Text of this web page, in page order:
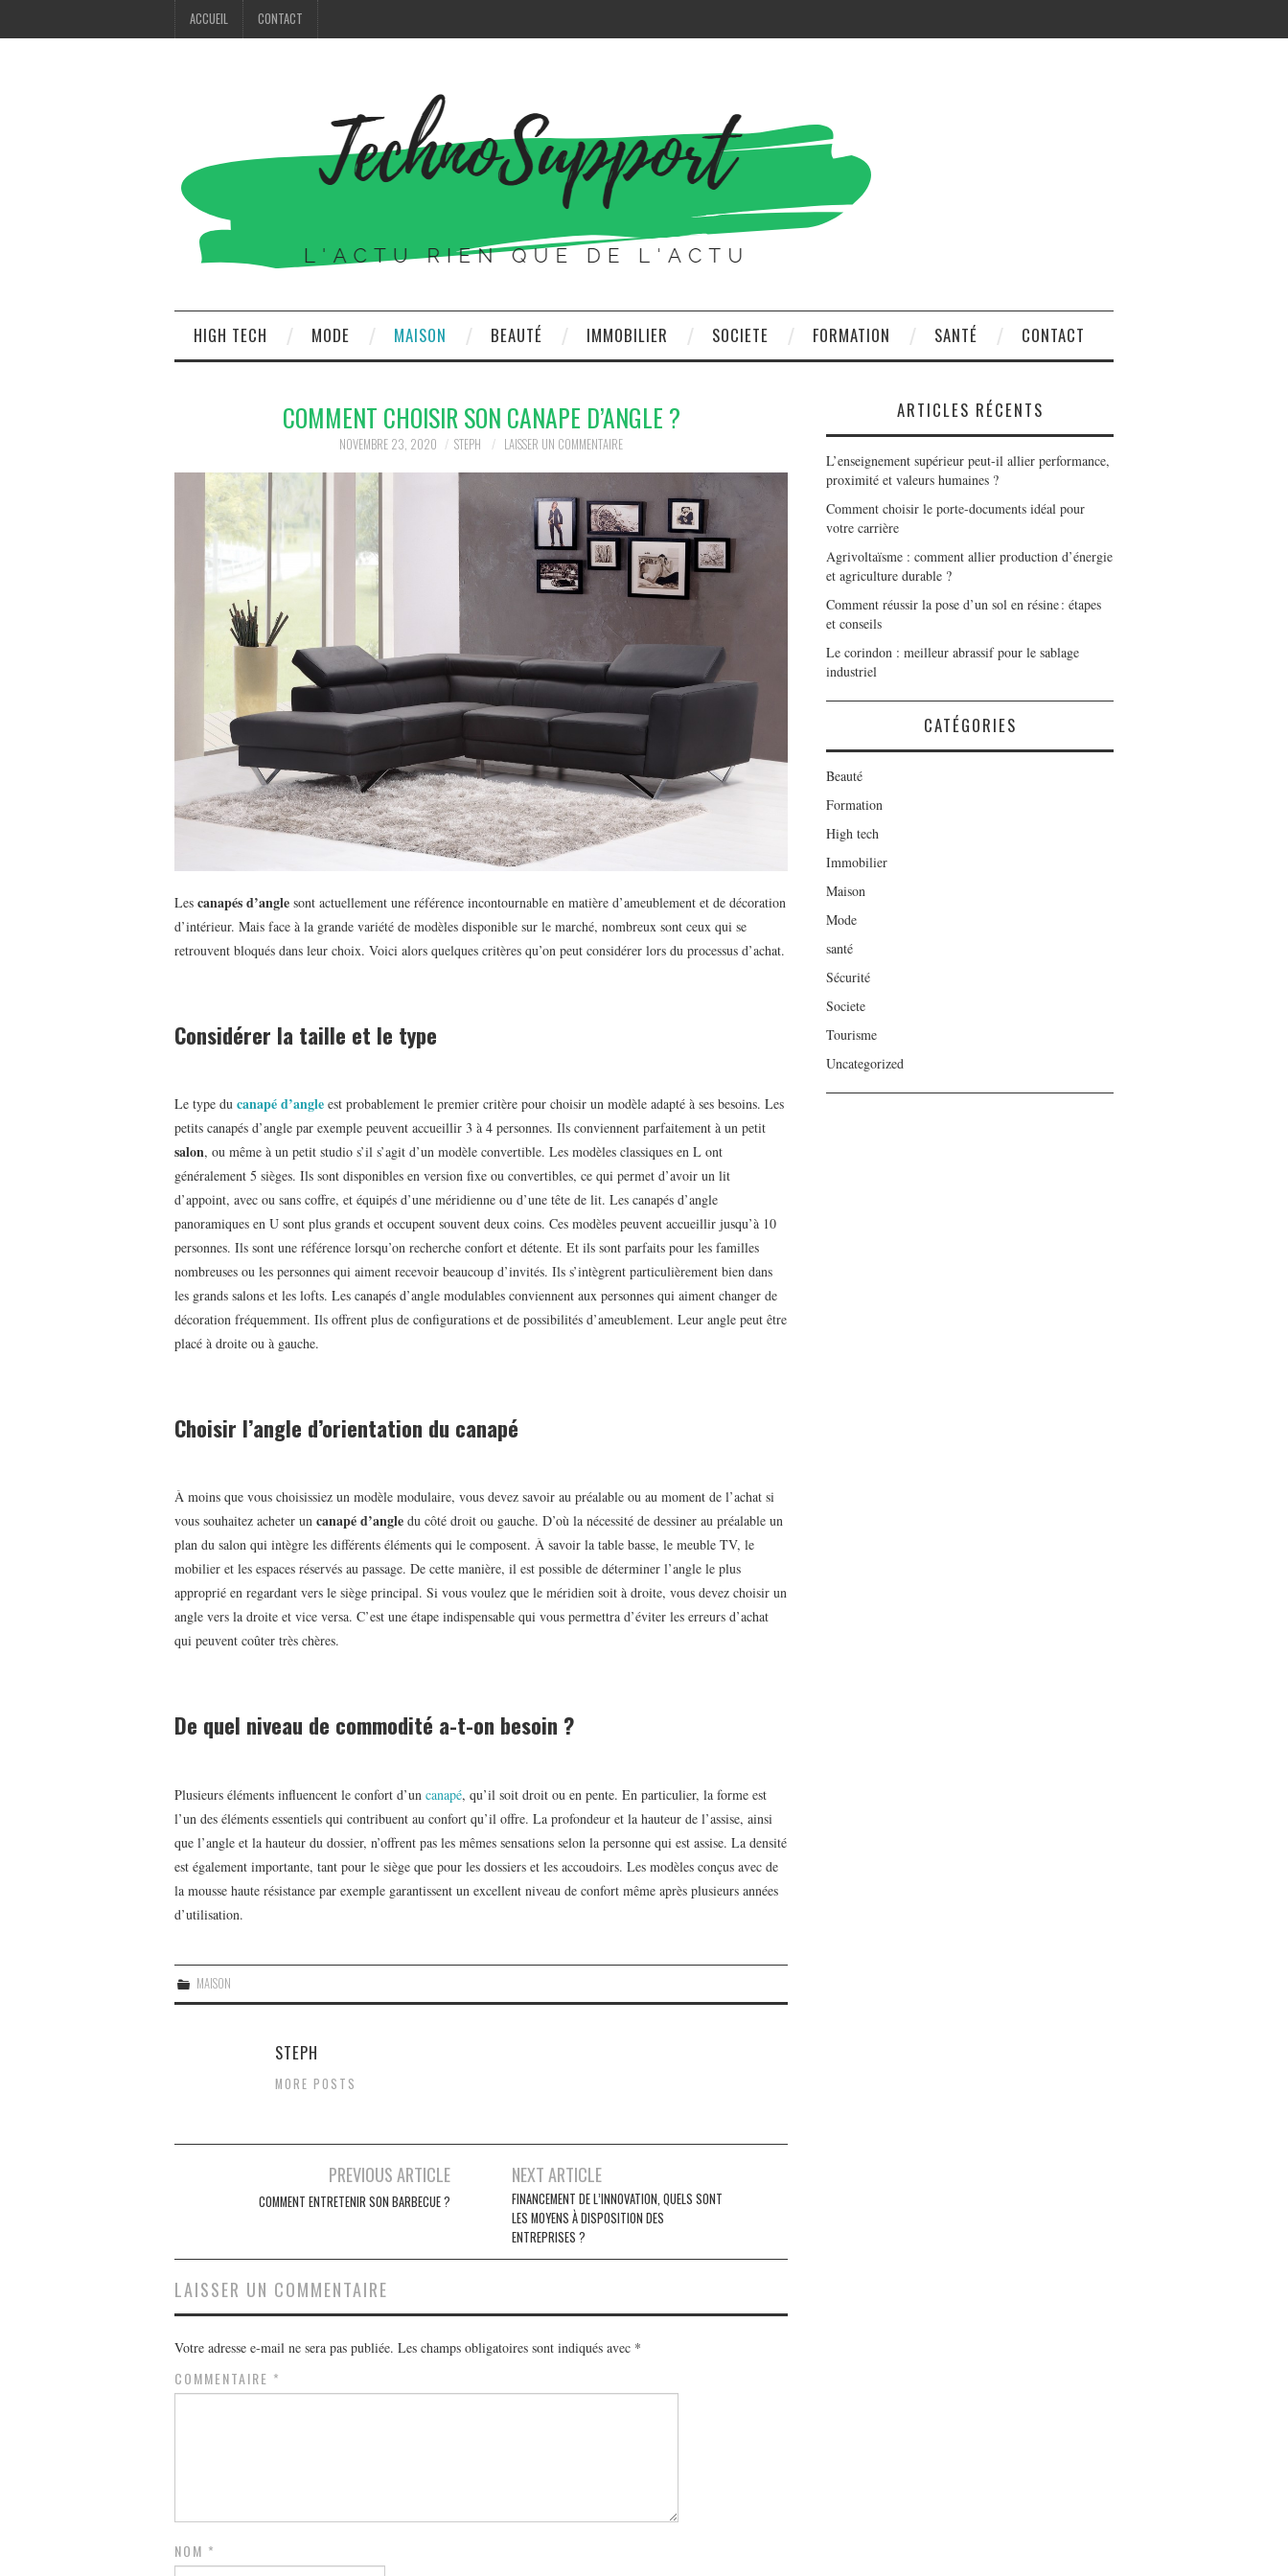
ACCUEIL CONTACT
HIGH TECH MODE MAISON BEAUTÉ IMMOBILIER SOCIETE FORMATION SANTÉ CONTACT
COMMENT CHOISIR SON CANAPE D’ANGLE ?
NOVEMBRE 23, 2020 STEPH LAISSER UN COMMENTAIRE
Les canapés d’angle sont actuellement une référence incontournable en matière d’ameublement et de décoration
d’intérieur. Mais face à la grande variété de modèles disponible sur le marché, nombreux sont ceux qui se
retrouvent bloqués dans leur choix. Voici alors quelques critères qu’on peut considérer lors du processus d’achat.
Considérer la taille et le type
Le type du canapé d’angle est probablement le premier critère pour choisir un modèle adapté à ses besoins. Les
petits canapés d’angle par exemple peuvent accueillir 3 à 4 personnes. Ils conviennent parfaitement à un petit
salon, ou même à un petit studio s’il s’agit d’un modèle convertible. Les modèles classiques en L ont
généralement 5 sièges. Ils sont disponibles en version fixe ou convertibles, ce qui permet d’avoir un lit
d’appoint, avec ou sans coffre, et équipés d’une méridienne ou d’une tête de lit. Les canapés d’angle
panoramiques en U sont plus grands et occupent souvent deux coins. Ces modèles peuvent accueillir jusqu’à 10
personnes. Ils sont une référence lorsqu’on recherche confort et détente. Et ils sont parfaits pour les familles
nombreuses ou les personnes qui aiment recevoir beaucoup d’invités. Ils s’intègrent particulièrement bien dans
les grands salons et les lofts. Les canapés d’angle modulables conviennent aux personnes qui aiment changer de
décoration fréquemment. Ils offrent plus de configurations et de possibilités d’ameublement. Leur angle peut être
placé à droite ou à gauche.
Choisir l’angle d’orientation du canapé
À moins que vous choisissiez un modèle modulaire, vous devez savoir au préalable ou au moment de l’achat si
vous souhaitez acheter un canapé d’angle du côté droit ou gauche. D’où la nécessité de dessiner au préalable un
plan du salon qui intègre les différents éléments qui le composent. À savoir la table basse, le meuble TV, le
mobilier et les espaces réservés au passage. De cette manière, il est possible de déterminer l’angle le plus
approprié en regardant vers le siège principal. Si vous voulez que le méridien soit à droite, vous devez choisir un
angle vers la droite et vice versa. C’est une étape indispensable qui vous permettra d’éviter les erreurs d’achat
qui peuvent coûter très chères.
De quel niveau de commodité a-t-on besoin ?
Plusieurs éléments influencent le confort d’un canapé, qu’il soit droit ou en pente. En particulier, la forme est
l’un des éléments essentiels qui contribuent au confort qu’il offre. La profondeur et la hauteur de l’assise, ainsi
que l’angle et la hauteur du dossier, n’offrent pas les mêmes sensations selon la personne qui est assise. La densité
est également importante, tant pour le siège que pour les dossiers et les accoudoirs. Les modèles conçus avec de
la mousse haute résistance par exemple garantissent un excellent niveau de confort même après plusieurs années
d’utilisation.
MAISON
STEPH
MORE POSTS
Navigation des articles
PREVIOUS ARTICLE
COMMENT ENTRETENIR SON BARBECUE ?
NEXT ARTICLE
FINANCEMENT DE L’INNOVATION, QUELS SONT
LES MOYENS À DISPOSITION DES
ENTREPRISES ?
LAISSER UN COMMENTAIRE
Votre adresse e-mail ne sera pas publiée. Les champs obligatoires sont indiqués avec *
COMMENTAIRE *
NOM *
ARTICLES RÉCENTS
L’enseignement supérieur peut-il allier performance,
proximité et valeurs humaines ?
Comment choisir le porte-documents idéal pour
votre carrière
Agrivoltaïsme : comment allier production d’énergie
et agriculture durable ?
Comment réussir la pose d’un sol en résine : étapes
et conseils
Le corindon : meilleur abrassif pour le sablage
industriel
CATÉGORIES
Beauté
Formation
High tech
Immobilier
Maison
Mode
santé
Sécurité
Societe
Tourisme
Uncategorized